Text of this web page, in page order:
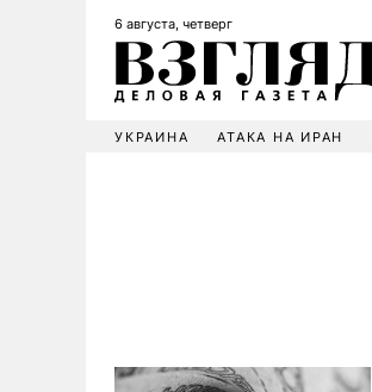
6 августа, четверг
УКРАИНА АТАКА НА ИРАН